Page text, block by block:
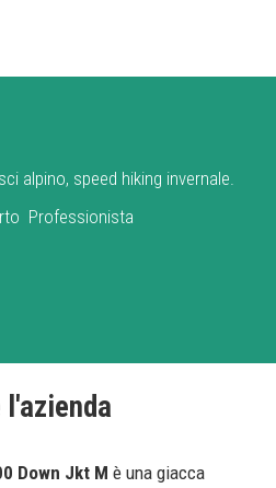
alpino, speed hiking invernale.
Professionista
l'azienda
Down Jkt M è una giacca